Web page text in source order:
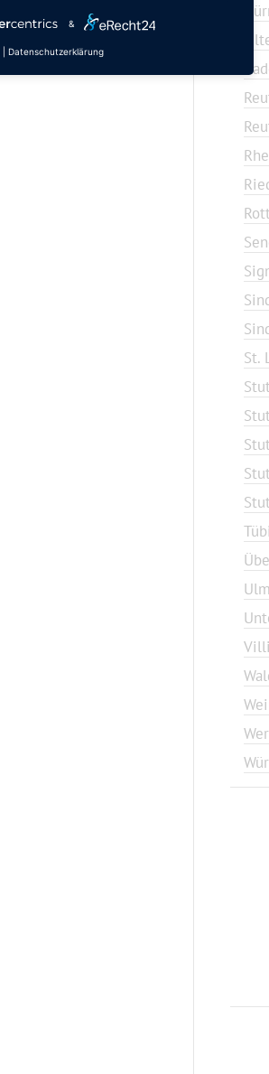
St.
Ulm
&
Datenschutzerklärung